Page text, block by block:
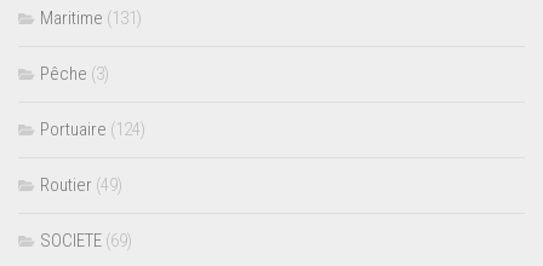
Maritime (131)
Pêche (3)
Portuaire (124)
Routier (49)
SOCIETE (69)